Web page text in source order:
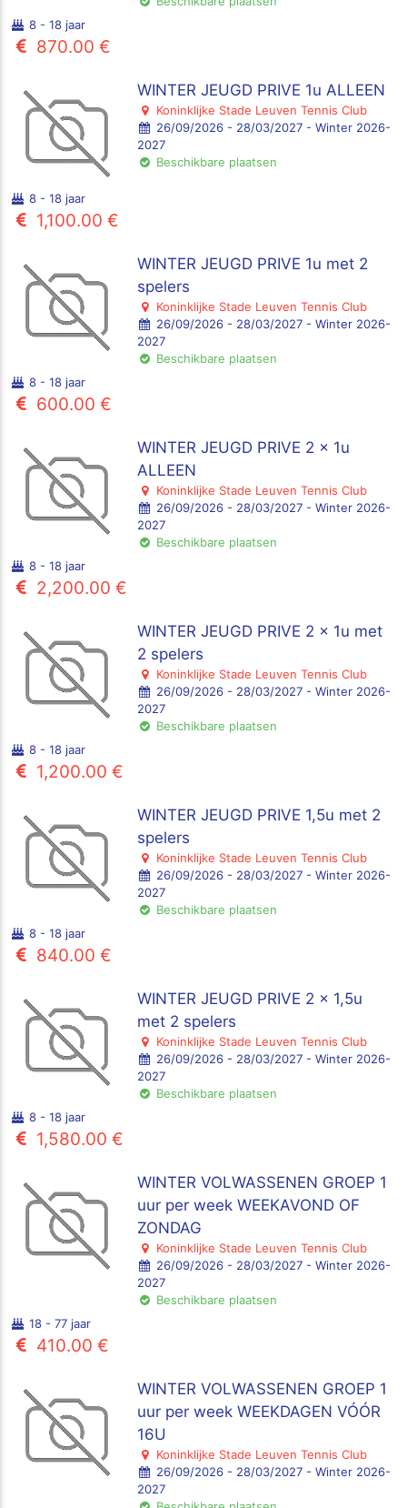
8 - 18 jaar
870.00 €
WINTER JEUGD PRIVE 1u ALLEEN
Koninklijke Stade Leuven Tennis Club
26/09/2026 - 28/03/2027 - Winter 2026-
2027
Beschikbare plaatsen
8 - 18 jaar
1,100.00 €
WINTER JEUGD PRIVE 1u met 2
spelers
Koninklijke Stade Leuven Tennis Club
26/09/2026 - 28/03/2027 - Winter 2026-
2027
Beschikbare plaatsen
8 - 18 jaar
600.00 €
WINTER JEUGD PRIVE 2 x 1u
ALLEEN
Koninklijke Stade Leuven Tennis Club
26/09/2026 - 28/03/2027 - Winter 2026-
2027
Beschikbare plaatsen
8 - 18 jaar
2,200.00 €
WINTER JEUGD PRIVE 2 x 1u met
2 spelers
Koninklijke Stade Leuven Tennis Club
26/09/2026 - 28/03/2027 - Winter 2026-
2027
Beschikbare plaatsen
8 - 18 jaar
1,200.00 €
WINTER JEUGD PRIVE 1,5u met 2
spelers
Koninklijke Stade Leuven Tennis Club
26/09/2026 - 28/03/2027 - Winter 2026-
2027
Beschikbare plaatsen
8 - 18 jaar
840.00 €
WINTER JEUGD PRIVE 2 x 1,5u
met 2 spelers
Koninklijke Stade Leuven Tennis Club
26/09/2026 - 28/03/2027 - Winter 2026-
2027
Beschikbare plaatsen
8 - 18 jaar
1,580.00 €
WINTER VOLWASSENEN GROEP 1
uur per week WEEKAVOND OF
ZONDAG
Koninklijke Stade Leuven Tennis Club
26/09/2026 - 28/03/2027 - Winter 2026-
2027
Beschikbare plaatsen
18 - 77 jaar
410.00 €
WINTER VOLWASSENEN GROEP 1
uur per week WEEKDAGEN VÓÓR
16U
Koninklijke Stade Leuven Tennis Club
26/09/2026 - 28/03/2027 - Winter 2026-
2027